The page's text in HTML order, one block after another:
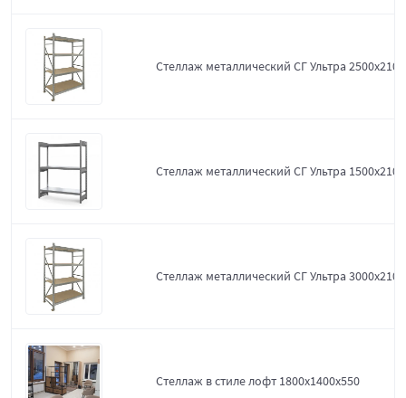
Стеллаж металлический СГ Ультра
Стеллаж металлический СГ Ультра
Стеллаж металлический СГ Ультра
Стеллаж в стиле лофт 1800х1400х550